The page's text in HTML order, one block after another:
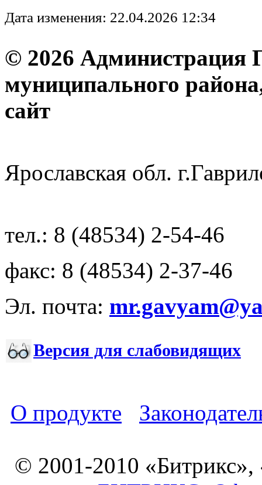
Дата изменения: 22.04.2026 12:34
© 2026 Администрация
муниципального
Ярославская обл.
тел.: 8 (48534) 2-54-46
факс: 8 (48534) 2-37-46
Эл. почта:
Версия для слабовидящих
О продукте
© 2001-2010 «Битрикс»,